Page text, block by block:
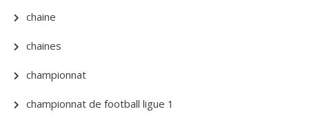
chaine
chaines
championnat
championnat de football ligue 1